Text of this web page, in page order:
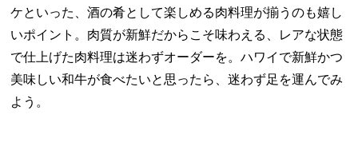
ケといった、酒の肴として楽しめる肉料理が揃うのも嬉し
いポイント。肉質が新鮮だからこそ味わえる、レアな状態
で仕上げた肉料理は迷わずオーダーを。ハワイで新鮮かつ
美味しい和牛が食べたいと思ったら、迷わず足を運んでみ
よう。